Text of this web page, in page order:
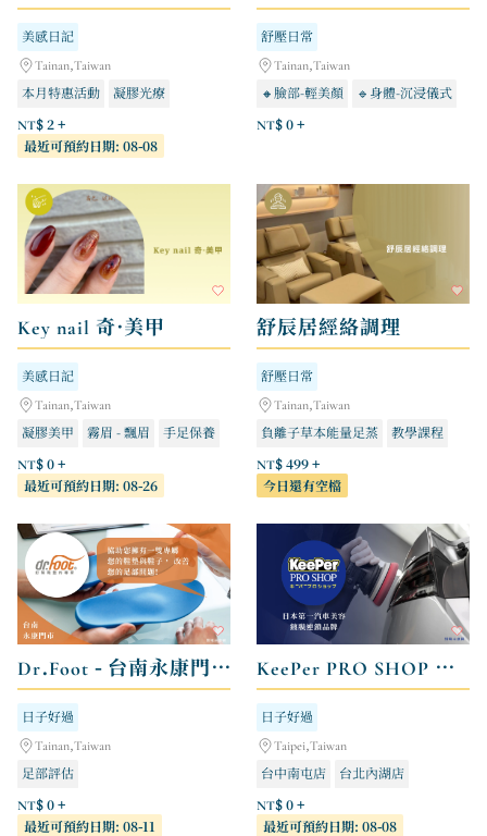
美感日記
Tainan,Taiwan
本月特惠活動
凝膠光療
手足保養
NT$ 2 +
最近可預約日期: 08-08
舒壓日常
Tainan,Taiwan
🔸臉部-輕美顏
🔹身體-沉浸儀式
🔸臉部-特級美妍
NT$ 0 +
Key nail 奇·美甲
美感日記
Tainan,Taiwan
凝膠美甲
霧眉 - 飄眉 手足保養
NT$ 0 +
最近可預約日期: 08-26
舒辰居經絡調理
舒壓日常
Tainan,Taiwan
負離子草本能量足蒸
教學課程
身體調理
NT$ 499 +
今日還有空檔
Dr.Foot - 台南永康門市
日子好過
Tainan,Taiwan
足部評估
NT$ 0 +
最近可預約日期: 08-11
KeePer PRO SHOP 汽車美容 鍍膜
日子好過
Taipei,Taiwan
台中南屯店
台北內湖店
新北林口店
NT$ 0 +
最近可預約日期: 08-08